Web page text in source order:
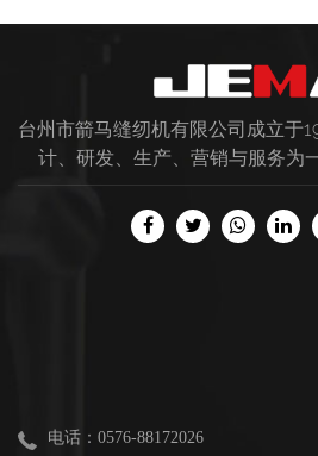
台州市箭马缝纫机有限公司成立于
计、研发、生产、营销与服务为
电话：0576-88172026